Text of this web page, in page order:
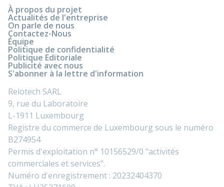
À propos du projet
Actualités de l'entreprise
On parle de nous
Contactez-Nous
Équipe
Politique de confidentialité
Politique Editoriale
Publicité avec nous
S'abonner à la lettre d'information
Relotech SARL
9, rue du Laboratoire
L-1911 Luxembourg
Registre du commerce de Luxembourg sous le numéro
B274954
Permis d'exploitation n° 10156529/0 "activités
commerciales et services".
Numéro d'enregistrement : 20232404370